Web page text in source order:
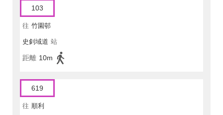
103
往 竹園邨
史釗域道 站
距離 10m
619
往 順利